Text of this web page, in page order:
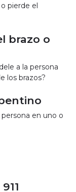
pierde el
brazo o
a la persona
los brazos?
en uno o